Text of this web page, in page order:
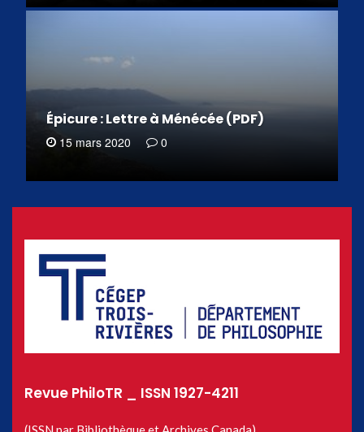
Épicure : Lettre à Ménécée (PDF)
15 mars 2020 0
Revue PhiloTR _ ISSN 1927-4211